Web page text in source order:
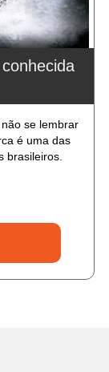
se lembrar
é uma das
brasileiros.